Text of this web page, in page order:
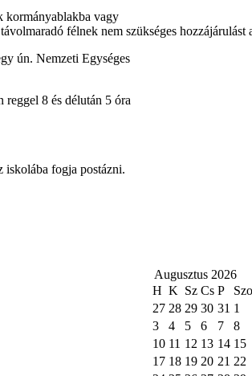
kormányablakba vagy
félnek nem szükséges hozzájárulást
ún. Nemzeti Egységes
reggel 8 és délután 5 óra
iskolába fogja postázni.
Augusztus 2026
H K Sz Cs P Szo
27 28 29 30 31 1
3
4 5 6 7 8
10 11 12 13 14 15
17 18 19 20 21 22